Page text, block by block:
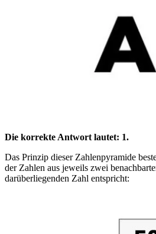
Die korrekte Antwort lautet: 1.
Das Prinzip dieser Zahlenpyramide
der Zahlen aus jeweils zwei
darüberliegenden Zahl entspricht: